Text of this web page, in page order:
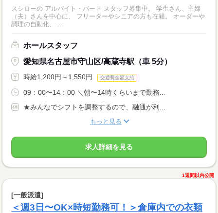
スシローの アルバイト・パート スタッフ募集中。 学生さん、主婦
（夫）さんを中心に、 フリーターやシニアの方も在籍。 オーダーや
調理の自動化、 ...
ホールスタッフ
愛知県名古屋市守山区/高蔵寺駅（車 5分）
時給1,200円～1,550円 交通費全額支給
09：00〜14：00 ＼朝〜14時くらいまで勤務...
★みんなでシフトを調整するので、融通が利...
もっと見る
求人詳細を見る
1週間以内公開
[一般派遣]
＜週3日〜OK×時短勤務可！＞倉庫内での衣類